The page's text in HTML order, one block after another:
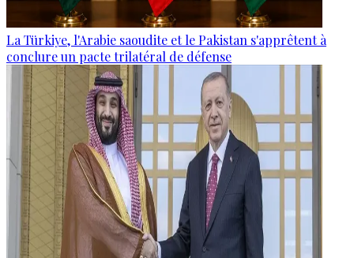
La Türkiye, l'Arabie saoudite et le Pakistan s'apprêtent à
conclure un pacte trilatéral de défense